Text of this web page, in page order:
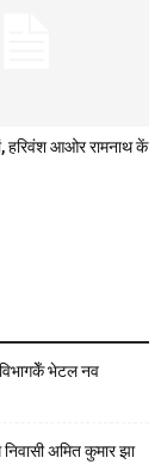
हरिवंश आओर रामनाथ कें
विभागकेँ भेटल नव
अमित कुमार झा